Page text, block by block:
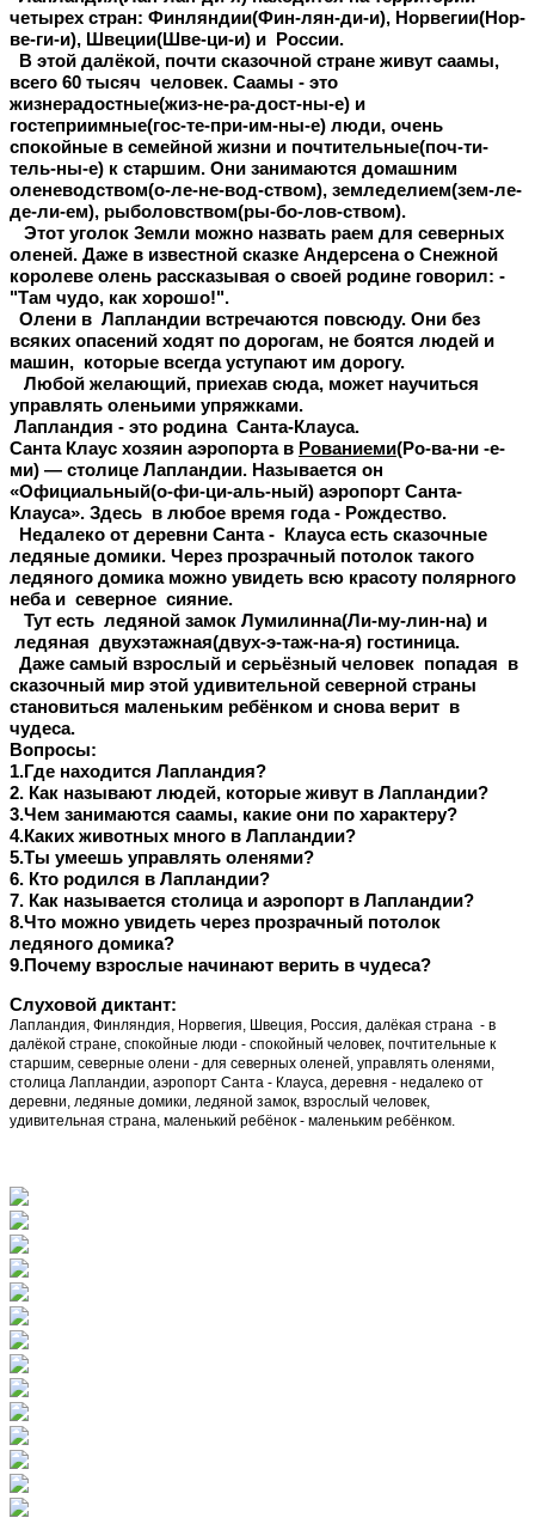
четырех стран: Финляндии(Фин-лян-ди-и), Норвегии(Нор-
ве-ги-и), Швеции(Шве-ци-и) и России.
В этой далёкой, почти сказочной стране живут саамы,
всего 60 тысяч человек. Саамы - это
жизнерадостные(жиз-не-ра-дост-ны-е) и
гостеприимные(гос-те-при-им-ны-е) люди, очень
спокойные в семейной жизни и почтительные(поч-ти-
тель-ны-е) к старшим. Они занимаются домашним
оленеводством(о-ле-не-вод-ством), земледелием(зем-ле-
де-ли-ем), рыболовством(ры-бо-лов-ством).
Этот уголок Земли можно назвать раем для северных
оленей. Даже в известной сказке Андерсена о Снежной
королеве олень рассказывая о своей родине говорил: -
"Там чудо, как хорошо!".
Олени в Лапландии встречаются повсюду. Они без
всяких опасений ходят по дорогам, не боятся людей и
машин, которые всегда уступают им дорогу.
Любой желающий, приехав сюда, может научиться
управлять оленьими упряжками.
Лапландия - это родина Санта-Клауса.
Санта Клаус хозяин аэропорта в Рованиеми(Ро-ва-ни -е-
ми) — столице Лапландии. Называется он
«Официальный(о-фи-ци-аль-ный) аэропорт Санта-
Клауса». Здесь в любое время года - Рождество.
Недалеко от деревни Санта - Клауса есть сказочные
ледяные домики. Через прозрачный потолок такого
ледяного домика можно увидеть всю красоту полярного
неба и северное сияние.
Тут есть ледяной замок Лумилинна(Ли-му-лин-на) и
ледяная двухэтажная(двух-э-таж-на-я) гостиница.
Даже самый взрослый и серьёзный человек попадая в
сказочный мир этой удивительной северной страны
становиться маленьким ребёнком и снова верит в
чудеса.
Вопросы:
1.Где находится Лапландия?
2. Как называют людей, которые живут в Лапландии?
3.Чем занимаются саамы, какие они по характеру?
4.Каких животных много в Лапландии?
5.Ты умеешь управлять оленями?
6. Кто родился в Лапландии?
7. Как называется столица и аэропорт в Лапландии?
8.Что можно увидеть через прозрачный потолок
ледяного домика?
9.Почему взрослые начинают верить в чудеса?
Слуховой диктант:
Лапландия, Финляндия, Норвегия, Швеция, Россия, далёкая страна - в
далёкой стране, спокойные люди - спокойный человек, почтительные к
старшим, северные олени - для северных оленей, управлять оленями,
столица Лапландии, аэропорт Санта - Клауса, деревня - недалеко от
деревни, ледяные домики, ледяной замок, взрослый человек,
удивительная страна, маленький ребёнок - маленьким ребёнком.